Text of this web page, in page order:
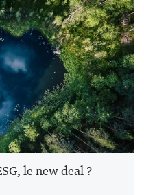
le new deal ?